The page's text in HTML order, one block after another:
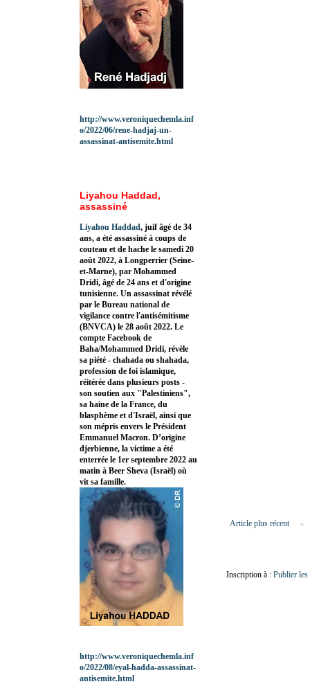
Article plus récent
Inscription à : Publier
http://www.veroniquechemla.inf
o/2022/06/rene-hadjaj-un-
assassinat-antisemite.html
Liyahou Haddad,
assassiné
Liyahou Haddad, juif âgé de 34
ans, a été assassiné à coups de
couteau et de hache le samedi 20
août 2022, à Longperrier (Seine-
et-Marne), par Mohammed
Dridi, âgé de 24 ans et d'origine
tunisienne. Un assassinat révélé
par le Bureau national de
vigilance contre l'antisémitisme
(BNVCA) le 28 août 2022. Le
compte Facebook de
Baha/Mohammed Dridi, révèle
sa piété - chahada ou shahada,
profession de foi islamique,
réitérée dans plusieurs posts -
son soutien aux "Palestiniens",
sa haine de la France, du
blasphème et d'Israël, ainsi que
son mépris envers le Président
Emmanuel Macron. D’origine
djerbienne, la victime a été
enterrée le 1er septembre 2022 au
matin à Beer Sheva (Israël) où
vit sa famille.
http://www.veroniquechemla.inf
o/2022/08/eyal-hadda-assassinat-
antisemite.html